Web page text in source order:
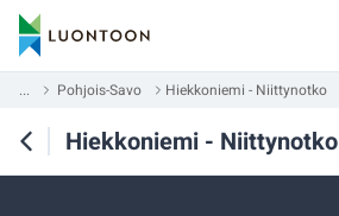
... Pohjois-Savo Hiekkoniemi - Niittynotko
Hiekkoniemi - Niittynotko